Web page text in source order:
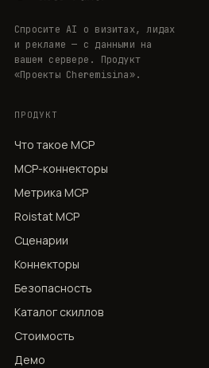
Спросите AI о визитах, лидах
и рекламе — с данными на
вашем сервере. Продукт
«Проекты Cheremisina».
ПРОДУКТ
Что такое MCP
MCP-коннекторы
Метрика MCP
Roistat MCP
Сценарии
Коннекторы
Безопасность
Каталог скиллов
Стоимость
Демо